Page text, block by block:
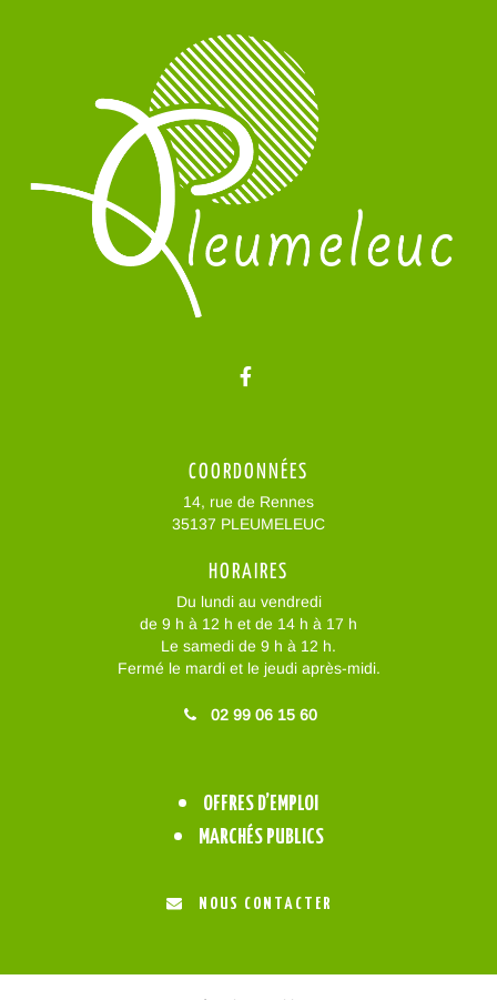
Lien vers le compte
COORDONNÉES
14, rue de Rennes
35137 PLEUMELEUC
HORAIRES
Du lundi au vendredi
de 9 h à 12 h et de 14 h à 17 h
Le samedi de 9 h à 12 h.
Fermé le mardi et le jeudi après-midi.
02 99 06 15 60
OFFRES D’EMPLOI
MARCHÉS PUBLICS
NOUS CONTACTER